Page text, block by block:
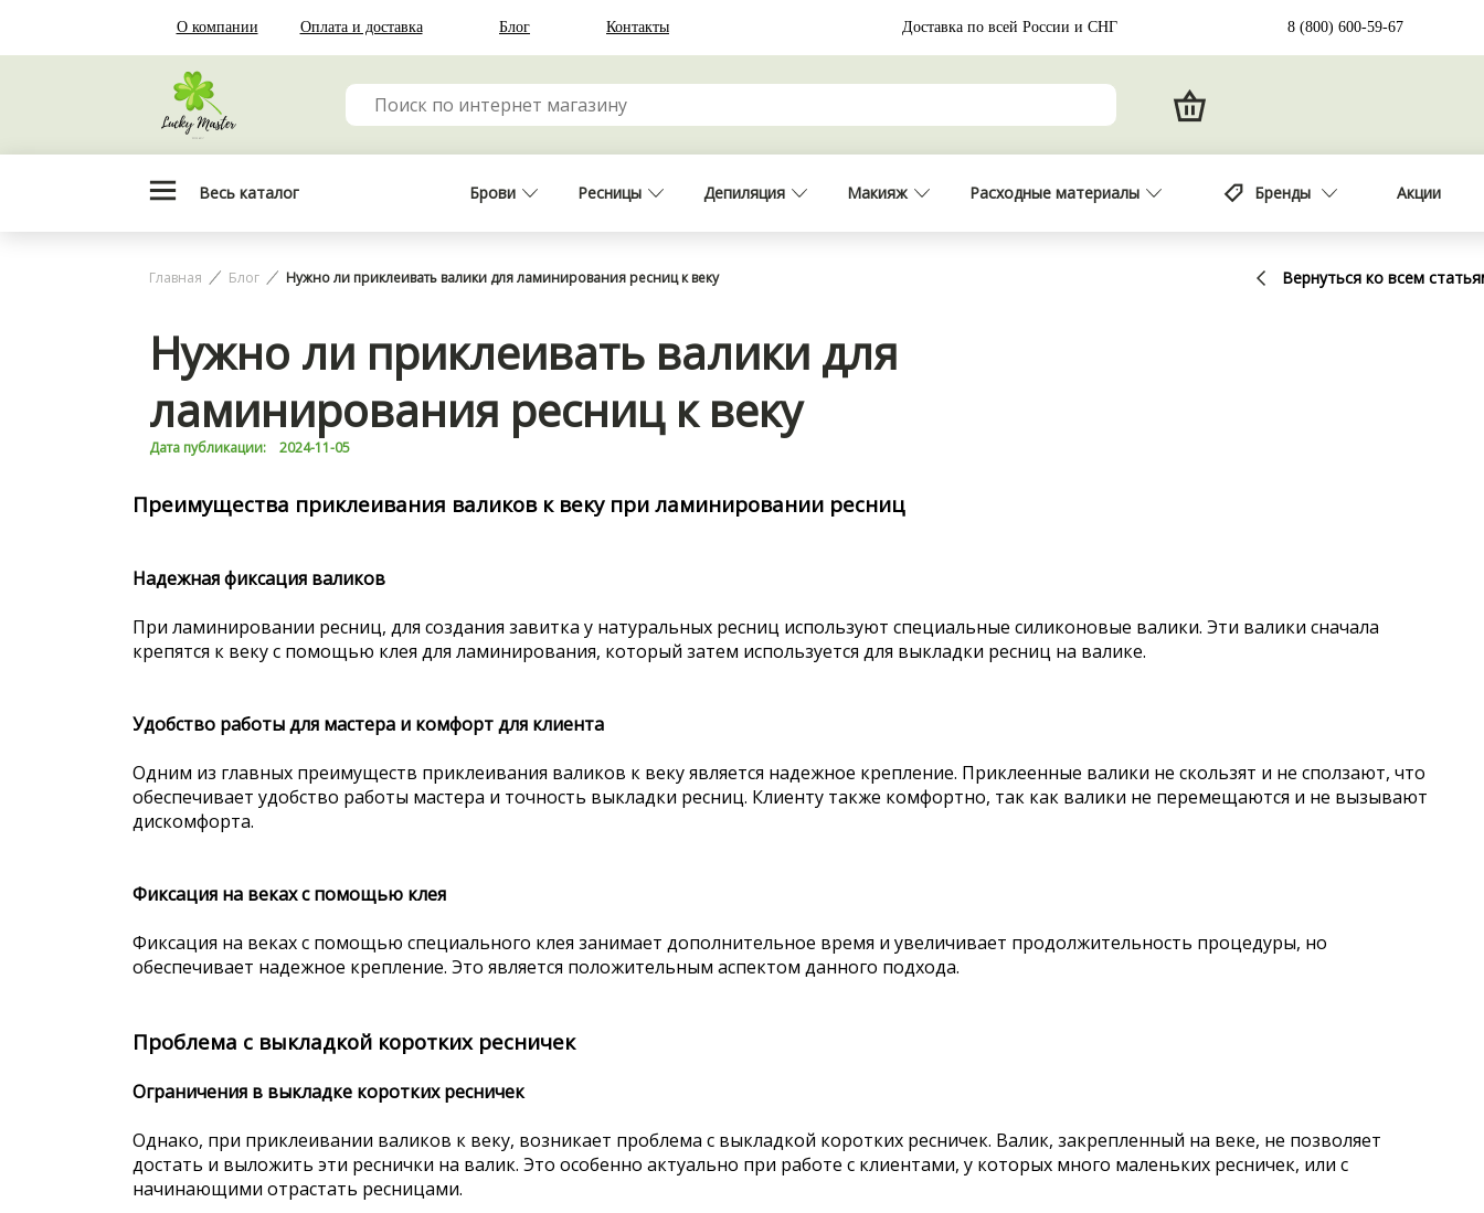
Главная Блог Нужно ли приклеивать валики для ламинирования ресниц к веку Вернуться ко всем
Нужно ли приклеивать валики для
ламинирования ресниц к веку
Дата публикации: 2024-11-05
Преимущества приклеивания валиков к веку при ламинировании ресниц
Надежная фиксация валиков
При ламинировании ресниц, для создания завитка у натуральных ресниц используют специальные силиконовые валики. Эти валики сначала
крепятся к веку с помощью клея для ламинирования, который затем используется для выкладки ресниц на валике.
Удобство работы для мастера и комфорт для клиента
Одним из главных преимуществ приклеивания валиков к веку является надежное крепление. Приклеенные валики не скользят и не сползают, что
обеспечивает удобство работы мастера и точность выкладки ресниц. Клиенту также комфортно, так как валики не перемещаются и не вызывают
дискомфорта.
Фиксация на веках с помощью клея
Фиксация на веках с помощью специального клея занимает дополнительное время и увеличивает продолжительность процедуры, но
обеспечивает надежное крепление. Это является положительным аспектом данного подхода.
Проблема с выкладкой коротких ресничек
Ограничения в выкладке коротких ресничек
Однако, при приклеивании валиков к веку, возникает проблема с выкладкой коротких ресничек. Валик, закрепленный на веке, не позволяет
достать и выложить эти реснички на валик. Это особенно актуально при работе с клиентами, у которых много маленьких ресничек, или с
начинающими отрастать ресницами.
О компании Оплата и доставка Блог Контакты Доставка по всей России и СНГ 8 (800) 600-59-67
Весь каталог Брови Ресницы Депиляция Макияж Расходные материалы Бренды Акции